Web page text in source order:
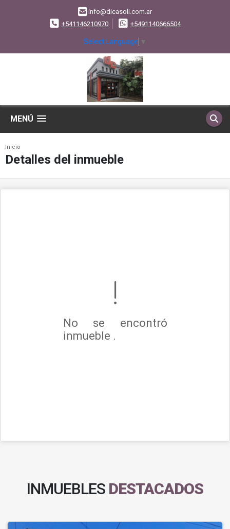
info@dicasoli.com.ar
+541146210970
+5491140666504
Select Language ▼
MENÚ
Inicio
Detalles del inmueble
No se encontró
inmueble .
INMUEBLES DESTACADOS